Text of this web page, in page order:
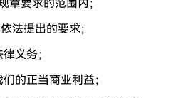
章要求的范围内；
法提出的要求；
义务；
的正当商业利益；